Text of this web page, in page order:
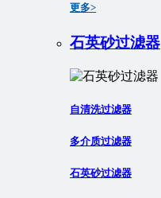
更多>
石英砂过滤器
自清洗过滤器
多介质过滤器
石英砂过滤器